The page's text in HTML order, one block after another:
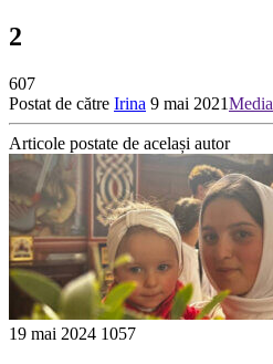
2
607
Postat de către Irina 9 mai 2021Media
Articole postate de același autor
19 mai 2024 1057